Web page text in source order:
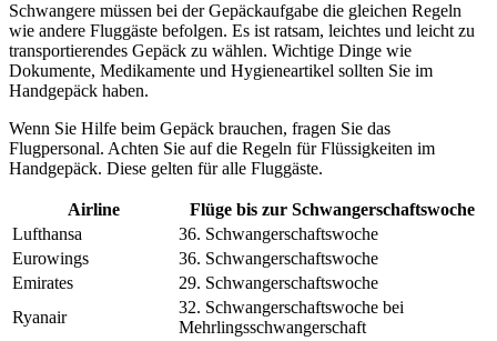
Schwangere müssen bei der Gepäckaufgabe die gleichen Regeln
wie andere Fluggäste befolgen. Es ist ratsam, leichtes und leicht zu
transportierendes Gepäck zu wählen. Wichtige Dinge wie
Dokumente, Medikamente und Hygieneartikel sollten Sie im
Handgepäck haben.
Wenn Sie Hilfe beim Gepäck brauchen, fragen Sie das
Flugpersonal. Achten Sie auf die Regeln für Flüssigkeiten im
Handgepäck. Diese gelten für alle Fluggäste.
Airline
Flüge bis zur Schwangerschaftswoche
Lufthansa
36. Schwangerschaftswoche
Eurowings
36. Schwangerschaftswoche
Emirates
29. Schwangerschaftswoche
Ryanair
32. Schwangerschaftswoche bei
Mehrlingsschwangerschaft